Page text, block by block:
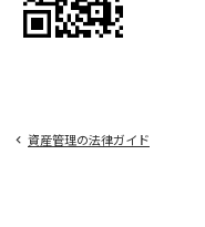
資産管理の法律ガイド